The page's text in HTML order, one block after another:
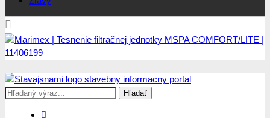
Stavajsnami.sk
Stavebníctvo, stavby, byty, domy a všetko o nich
Search